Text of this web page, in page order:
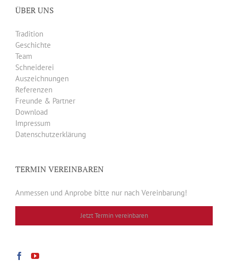
ÜBER UNS
Tradition
Geschichte
Team
Schneiderei
Auszeichnungen
Referenzen
Freunde & Partner
Download
Impressum
Datenschutzerklärung
TERMIN VEREINBAREN
Anmessen und Anprobe bitte nur nach Vereinbarung!
Jetzt Termin vereinbaren